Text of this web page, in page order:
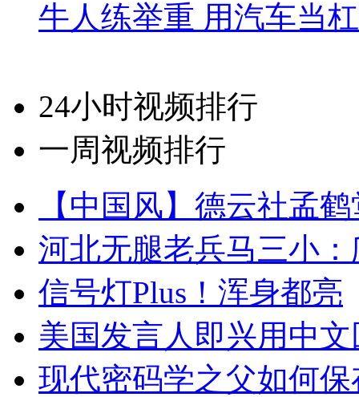
牛人练举重 用汽车当
24小时视频排行
一周视频排行
【中国风】德云社孟
河北无腿老兵马三小
信号灯Plus！浑身都亮
美国发言人即兴用中
现代密码学之父如何